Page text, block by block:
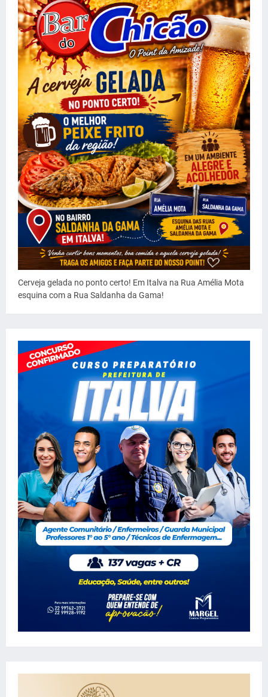
Cerveja gelada no ponto certo! Em Italva na Rua Amélia Mota
esquina com a Rua Saldanha da Gama!